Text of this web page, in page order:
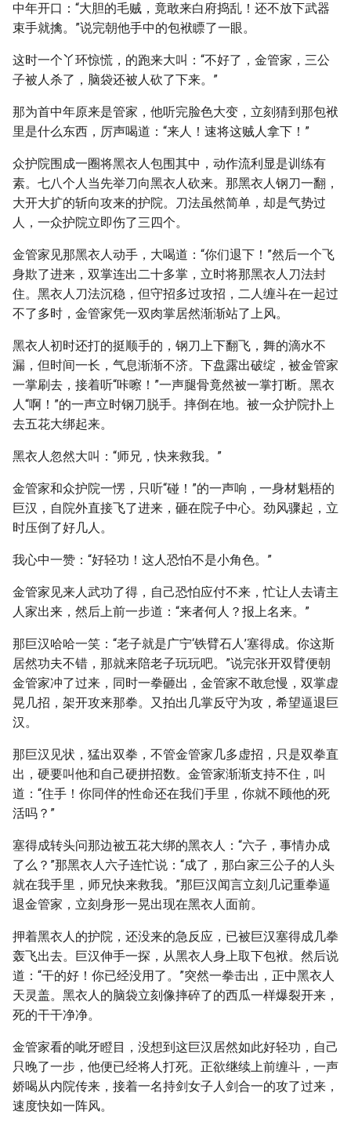
中年开口：“大胆的毛贼，竟敢来白府捣乱！还不放下武器
束手就擒。”说完朝他手中的包袱瞟了一眼。
这时一个丫环惊慌，的跑来大叫：“不好了，金管家，三公
子被人杀了，脑袋还被人砍了下来。”
那为首中年原来是管家，他听完脸色大变，立刻猜到那包袱
里是什么东西，厉声喝道：“来人！速将这贼人拿下！”
众护院围成一圈将黑衣人包围其中，动作流利显是训练有
素。七八个人当先举刀向黑衣人砍来。那黑衣人钢刀一翻，
大开大扩的斩向攻来的护院。刀法虽然简单，却是气势过
人，一众护院立即伤了三四个。
金管家见那黑衣人动手，大喝道：“你们退下！”然后一个飞
身欺了进来，双掌连出二十多掌，立时将那黑衣人刀法封
住。黑衣人刀法沉稳，但守招多过攻招，二人缠斗在一起过
不了多时，金管家凭一双肉掌居然渐渐站了上风。
黑衣人初时还打的挺顺手的，钢刀上下翻飞，舞的滴水不
漏，但时间一长，气息渐渐不济。下盘露出破绽，被金管家
一掌刷去，接着听“咔嚓！”一声腿骨竟然被一掌打断。黑衣
人“啊！”的一声立时钢刀脱手。摔倒在地。被一众护院扑上
去五花大绑起来。
黑衣人忽然大叫：“师兄，快来救我。”
金管家和众护院一愣，只听“碰！”的一声响，一身材魁梧的
巨汉，自院外直接飞了进来，砸在院子中心。劲风骤起，立
时压倒了好几人。
我心中一赞：“好轻功！这人恐怕不是小角色。”
金管家见来人武功了得，自己恐怕应付不来，忙让人去请主
人家出来，然后上前一步道：“来者何人？报上名来。”
那巨汉哈哈一笑：“老子就是广宁‘铁臂石人’塞得成。你这斯
居然功夫不错，那就来陪老子玩玩吧。”说完张开双臂便朝
金管家冲了过来，同时一拳砸出，金管家不敢怠慢，双掌虚
晃几招，架开攻来那拳。又拍出几掌反守为攻，希望逼退巨
汉。
那巨汉见状，猛出双拳，不管金管家几多虚招，只是双拳直
出，硬要叫他和自己硬拼招数。金管家渐渐支持不住，叫
道：“住手！你同伴的性命还在我们手里，你就不顾他的死
活吗？”
塞得成转头问那边被五花大绑的黑衣人：“六子，事情办成
了么？”那黑衣人六子连忙说：“成了，那白家三公子的人头
就在我手里，师兄快来救我。”那巨汉闻言立刻几记重拳逼
退金管家，立刻身形一晃出现在黑衣人面前。
押着黑衣人的护院，还没来的急反应，已被巨汉塞得成几拳
轰飞出去。巨汉伸手一探，从黑衣人身上取下包袱。然后说
道：“干的好！你已经没用了。”突然一拳击出，正中黑衣人
天灵盖。黑衣人的脑袋立刻像摔碎了的西瓜一样爆裂开来，
死的干干净净。
金管家看的呲牙瞪目，没想到这巨汉居然如此好轻功，自己
只晚了一步，他便已经将人打死。正欲继续上前缠斗，一声
娇喝从内院传来，接着一名持剑女子人剑合一的攻了过来，
速度快如一阵风。